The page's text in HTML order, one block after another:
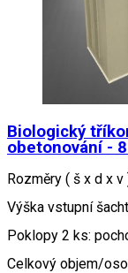
Biologický
obetonování -
Rozměry ( š x d x
Výška vstupní
Poklopy 2 ks:
Celkový objem/